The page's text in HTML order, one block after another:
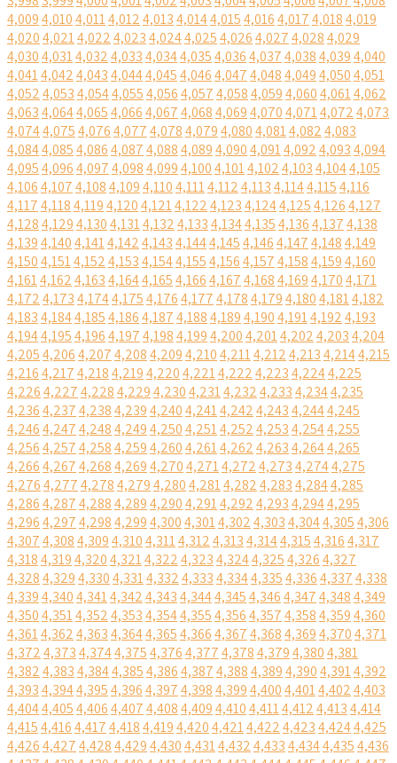
4,0094,0104,0114,0124,0134,0144,0154,0164,0174,0184,019
4,0204,0214,0224,0234,0244,0254,0264,0274,0284,029
4,0304,0314,0324,0334,0344,0354,0364,0374,0384,0394,040
4,0414,0424,0434,0444,0454,0464,0474,0484,0494,0504,051
4,0524,0534,0544,0554,0564,0574,0584,0594,0604,0614,062
4,0634,0644,0654,0664,0674,0684,0694,0704,0714,0724,073
4,0744,0754,0764,0774,0784,0794,0804,0814,0824,083
4,0844,0854,0864,0874,0884,0894,0904,0914,0924,0934,094
4,0954,0964,0974,0984,0994,1004,1014,1024,1034,1044,105
4,1064,1074,1084,1094,1104,1114,1124,1134,1144,1154,116
4,1174,1184,1194,1204,1214,1224,1234,1244,1254,1264,127
4,1284,1294,1304,1314,1324,1334,1344,1354,1364,1374,138
4,1394,1404,1414,1424,1434,1444,1454,1464,1474,1484,149
4,1504,1514,1524,1534,1544,1554,1564,1574,1584,1594,160
4,1614,1624,1634,1644,1654,1664,1674,1684,1694,1704,171
4,1724,1734,1744,1754,1764,1774,1784,1794,1804,1814,182
4,1834,1844,1854,1864,1874,1884,1894,1904,1914,1924,193
4,1944,1954,1964,1974,1984,1994,2004,2014,2024,2034,204
4,2054,2064,2074,2084,2094,2104,2114,2124,2134,2144,215
4,2164,2174,2184,2194,2204,2214,2224,2234,2244,225
4,2264,2274,2284,2294,2304,2314,2324,2334,2344,235
4,2364,2374,2384,2394,2404,2414,2424,2434,2444,245
4,2464,2474,2484,2494,2504,2514,2524,2534,2544,255
4,2564,2574,2584,2594,2604,2614,2624,2634,2644,265
4,2664,2674,2684,2694,2704,2714,2724,2734,2744,275
4,2764,2774,2784,2794,2804,2814,2824,2834,2844,285
4,2864,2874,2884,2894,2904,2914,2924,2934,2944,295
4,2964,2974,2984,2994,3004,3014,3024,3034,3044,3054,306
4,3074,3084,3094,3104,3114,3124,3134,3144,3154,3164,317
4,3184,3194,3204,3214,3224,3234,3244,3254,3264,327
4,3284,3294,3304,3314,3324,3334,3344,3354,3364,3374,338
4,3394,3404,3414,3424,3434,3444,3454,3464,3474,3484,349
4,3504,3514,3524,3534,3544,3554,3564,3574,3584,3594,360
4,3614,3624,3634,3644,3654,3664,3674,3684,3694,3704,371
4,3724,3734,3744,3754,3764,3774,3784,3794,3804,381
4,3824,3834,3844,3854,3864,3874,3884,3894,3904,3914,392
4,3934,3944,3954,3964,3974,3984,3994,4004,4014,4024,403
4,4044,4054,4064,4074,4084,4094,4104,4114,4124,4134,414
4,4154,4164,4174,4184,4194,4204,4214,4224,4234,4244,425
4,4264,4274,4284,4294,4304,4314,4324,4334,4344,4354,436